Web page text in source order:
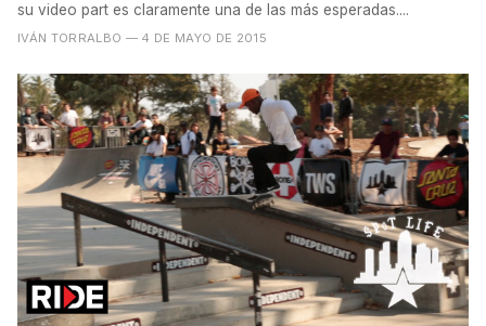
su video part es claramente una de las más esperadas....
IVÁN TORRALBO — 4 DE MAYO DE 2015